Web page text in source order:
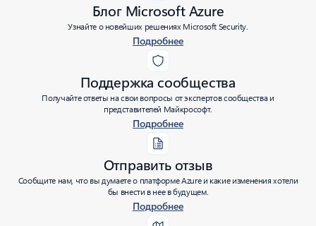
Блог Microsoft Azure
Узнайте о новейших решениях Microsoft Security.
Подробнее
Поддержка сообщества
Получайте ответы на свои вопросы от экспертов сообщества и
представителей Майкрософт.
Подробнее
Отправить отзыв
Сообщите нам, что вы думаете о платформе Azure и какие изменения хотели
бы внести в нее в будущем.
Подробнее